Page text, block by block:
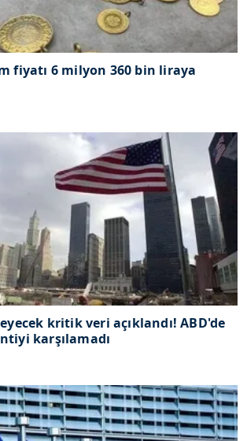
fiyatı 6 milyon 360 bin liraya
kritik veri açıklandı! ABD'de
karşılamadı